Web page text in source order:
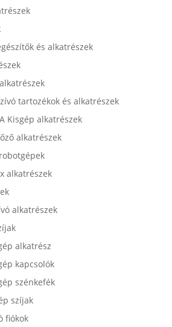
és alkatrészek
tartozékok és alkatrészek
Kisgép alkatrészek
alkatrészek
alkatrészek
alkatrészek
alkatrész
kapcsolók
szénkefék
szíjak
fiókok